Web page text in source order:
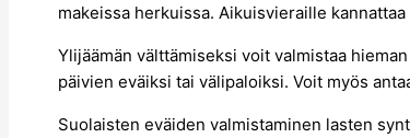
makeissa herkuissa. Aikuisvieraille
Ylijäämän välttämiseksi voit valmistaa
päivien eväiksi tai välipaloiksi. Voit myös
Suolaisten eväiden valmistaminen lasten